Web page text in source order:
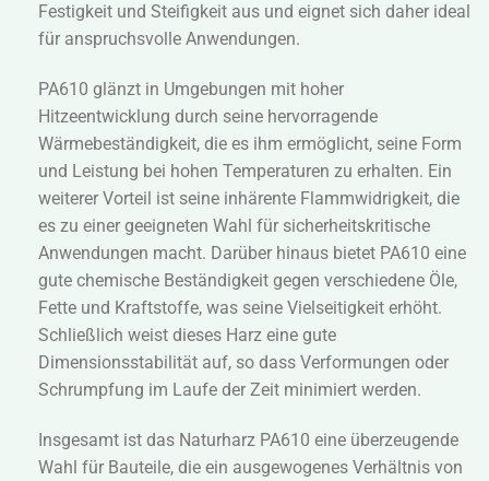
Festigkeit und Steifigkeit aus und eignet sich daher ideal
für anspruchsvolle Anwendungen.
PA610 glänzt in Umgebungen mit hoher
Hitzeentwicklung durch seine hervorragende
Wärmebeständigkeit, die es ihm ermöglicht, seine Form
und Leistung bei hohen Temperaturen zu erhalten. Ein
weiterer Vorteil ist seine inhärente Flammwidrigkeit, die
es zu einer geeigneten Wahl für sicherheitskritische
Anwendungen macht. Darüber hinaus bietet PA610 eine
gute chemische Beständigkeit gegen verschiedene Öle,
Fette und Kraftstoffe, was seine Vielseitigkeit erhöht.
Schließlich weist dieses Harz eine gute
Dimensionsstabilität auf, so dass Verformungen oder
Schrumpfung im Laufe der Zeit minimiert werden.
Insgesamt ist das Naturharz PA610 eine überzeugende
Wahl für Bauteile, die ein ausgewogenes Verhältnis von